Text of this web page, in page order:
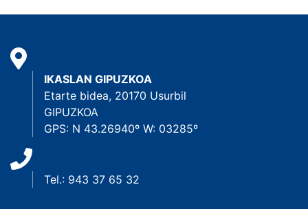
IKASLAN GIPUZKOA
Etarte bidea, 20170 Usurbil
GIPUZKOA
GPS: N 43.26940º W: 03285º
Tel.: 943 37 65 32